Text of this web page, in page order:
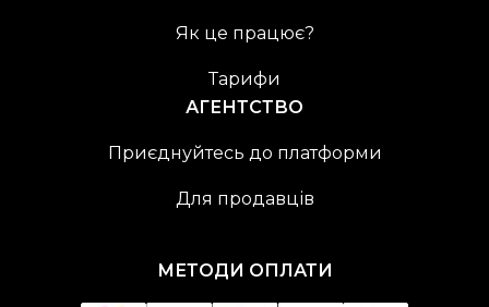
Як це працює?
Тарифи
АГЕНТСТВО
Приєднуйтесь до платформи
Для продавців
МЕТОДИ ОПЛАТИ